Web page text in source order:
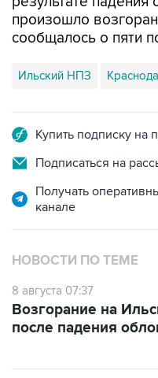
произошло
сообщалось о пяти
Ильский НПЗ
Купить подписку на
Подписаться на
Получать
канале
НОВОСТИ ПО ТЕМЕ
8 августа 07:37
Возгорание на
после падения